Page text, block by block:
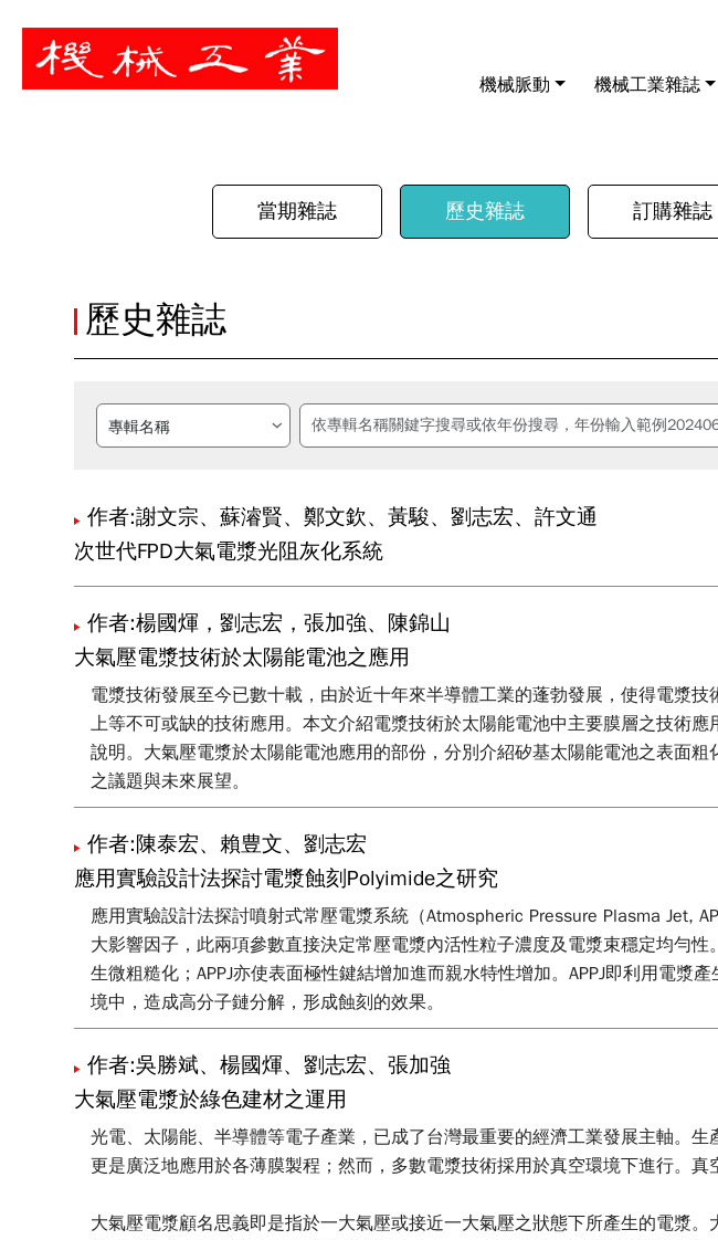
機械脈動 機械工業雜誌
暫停
當期雜誌 歷史雜誌 訂購雜誌
歷史雜誌
作者:謝文宗、蘇濬賢、鄭文欽、黃駿、劉志宏、許文通
次世代FPD大氣電漿光阻灰化系統
作者:楊國煇，劉志宏，張加強、陳錦山
大氣壓電漿技術於太陽能電池之應用
電漿技術發展至今已數十載，由於近十年來半導體工業的蓬勃發展，使得電漿
上等不可或缺的技術應用。本文介紹電漿技術於太陽能電池中主要膜層之技術
說明。大氣壓電漿於太陽能電池應用的部份，分別介紹矽基太陽能電池之表面
之議題與未來展望。
作者:陳泰宏、賴豊文、劉志宏
應用實驗設計法探討電漿蝕刻Polyimide之研究
應用實驗設計法探討噴射式常壓電漿系統（Atmospheric Pressure Plasma Jet,
大影響因子，此兩項參數直接決定常壓電漿內活性粒子濃度及電漿束穩定均勻
生微粗糙化；APPJ亦使表面極性鍵結增加進而親水特性增加。APPJ即利用電漿
境中，造成高分子鏈分解，形成蝕刻的效果。
作者:吳勝斌、楊國煇、劉志宏、張加強
大氣壓電漿於綠色建材之運用
光電、太陽能、半導體等電子產業，已成了台灣最重要的經濟工業發展主軸。
更是廣泛地應用於各薄膜製程；然而，多數電漿技術採用於真空環境下進行。
大氣壓電漿顧名思義即是指於一大氣壓或接近一大氣壓之狀態下所產生的電漿